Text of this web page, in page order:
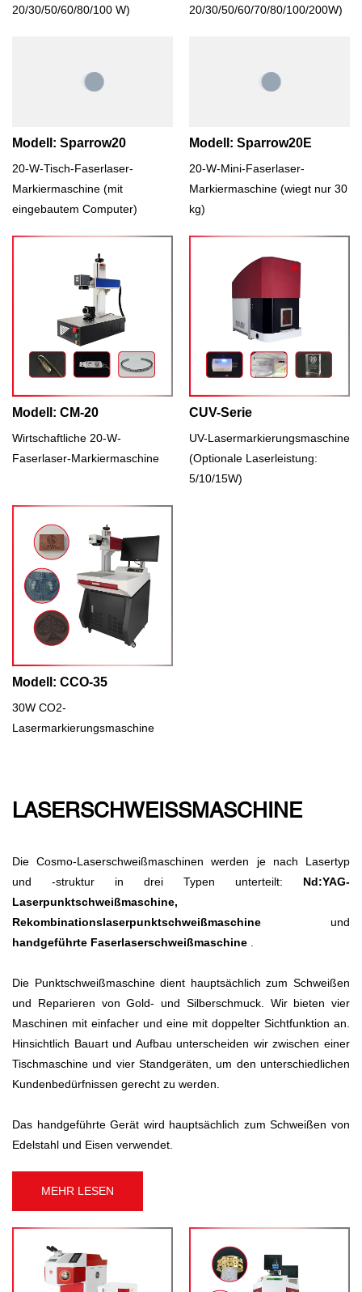
20/30/50/60/80/100 W) 20/30/50/60/70/80/100/200W)
Modell: Sparrow20
20-W-Tisch-Faserlaser-
Markiermaschine (mit
eingebautem Computer)
Modell: Sparrow20E
20-W-Mini-Faserlaser-
Markiermaschine (wiegt nur 30
kg)
Modell: CM-20
Wirtschaftliche 20-W-
Faserlaser-Markiermaschine
CUV-Serie
UV-Lasermarkierungsmaschine
(Optionale Laserleistung:
5/10/15W)
Modell: CCO-35
30W CO2-
Lasermarkierungsmaschine
LASERSCHWEISSMASCHINE
Die Cosmo-Laserschweißmaschinen werden je nach Lasertyp
und -struktur in drei Typen unterteilt: Nd:YAG-
Laserpunktschweißmaschine,
Rekombinationslaserpunktschweißmaschine und
handgeführte Faserlaserschweißmaschine .
Die Punktschweißmaschine dient hauptsächlich zum Schweißen
und Reparieren von Gold- und Silberschmuck. Wir bieten vier
Maschinen mit einfacher und eine mit doppelter Sichtfunktion an.
Hinsichtlich Bauart und Aufbau unterscheiden wir zwischen einer
Tischmaschine und vier Standgeräten, um den unterschiedlichen
Kundenbedürfnissen gerecht zu werden.
Das handgeführte Gerät wird hauptsächlich zum Schweißen von
Edelstahl und Eisen verwendet.
MEHR LESEN